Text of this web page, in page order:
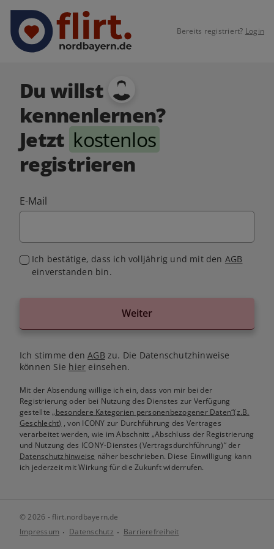
Bereits registriert? Login
Du willst
kennenlernen?
Jetzt kostenlos
registrieren
E-Mail
Ich bestätige, dass ich volljährig und mit den AGB
einverstanden bin.
Weiter
Ich stimme denAGB zu. Die Datenschutzhinweise
können Sie hier einsehen.
Mit der Absendung willige ich ein, dass von mir bei der
Registrierung oder bei Nutzung des Dienstes zur Verfügung
gestellte„besondere Kategorien personenbezogener Daten“(z.B.
Geschlecht) , von ICONY zur Durchführung des Vertrages
verarbeitet werden, wie im Abschnitt „Abschluss der Registrierung
und Nutzung des ICONY-Dienstes (Vertragsdurchführung)“ der
Datenschutzhinweise näher beschrieben. Diese Einwilligung kann
ich jederzeit mit Wirkung für die Zukunft widerrufen.
© 2026 - flirt.nordbayern.de
Impressum
Datenschutz Barrierefreiheit